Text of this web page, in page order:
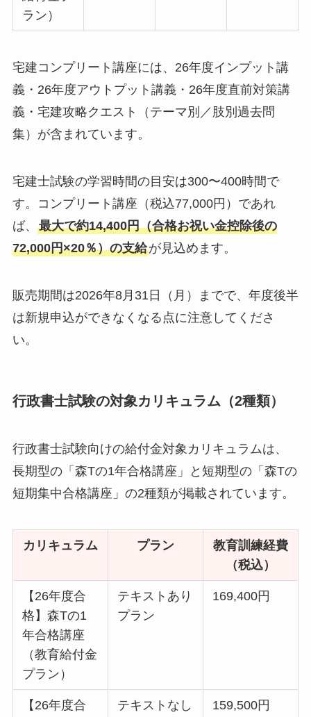
ラン）
宅建コンプリート講座には、26年度インプット講
義・26年度アウトプット講義・26年度直前対策講
義・宅建攻略クエスト（テーマ別／肢別過去問
集）が含まれています。
宅建士試験の学習時間の目安は300〜400時間で
す。コンプリート講座（税込77,000円）であれ
ば、 最大で約14,400円（合格お祝い金控除後の
72,000円×20％）の支給が見込めます。
販売期間は2026年8月31日（月）までで、年度後半
は新規申込ができなくなる点に注意してくださ
い。
行政書士試験の対象カリキュラム（2種類）
行政書士試験向けの給付金対象カリキュラムは、
長期型の「森Tの1年合格講座」と短期型の「森Tの
短期集中合格講座」の2種類が掲載されています。
カリキュラム プラン
教育訓練経費
（税込）
【26年度合
格】森Tの1
年合格講座
（教育給付金
プラン）
テキストあり
プラン
169,400円
【26年度合
テキストなし
159,500円